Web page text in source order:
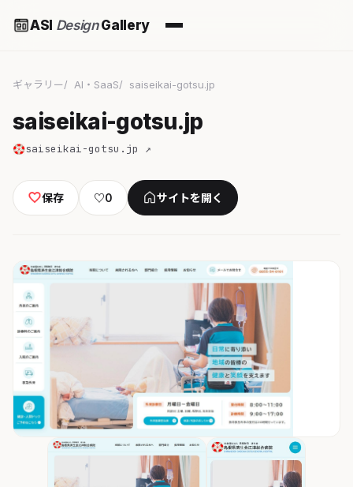
ASI DesignGallery
ギャラリー AI・SaaS saiseikai-gotsu.jp
saiseikai-gotsu.jp
saiseikai-gotsu.jp ↗
保存 ♡0 サイトを開く